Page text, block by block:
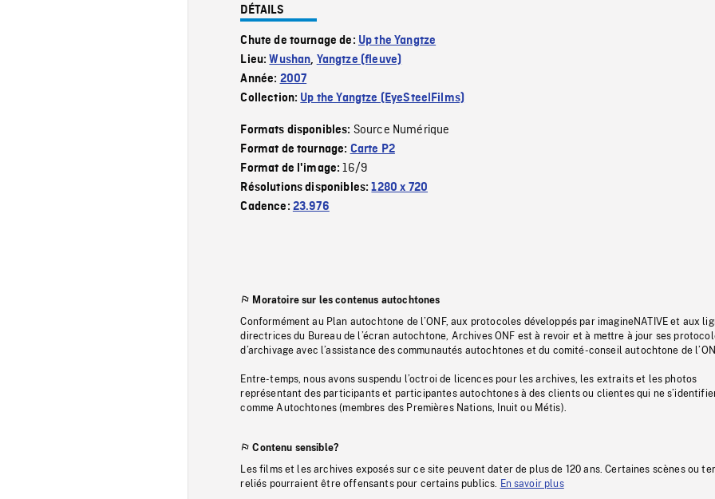
DÉTAILS
Chute de tournage de: Up the Yangtze
Lieu:Wushan, Yangtze (fleuve)
Année: 2007
Collection: Up the Yangtze (EyeSteelFilms)
Formats disponibles: Source Numérique
Format de tournage: Carte P2
Format de l'image:16/9
Résolutions disponibles:1280 x 720
Cadence: 23.976
Moratoire sur les contenus autochtones
Conformément au Plan autochtone de l’ONF, aux protocoles développés par imagineNATIVE et aux
directrices du Bureau de l’écran autochtone, Archives ONF est à revoir et à mettre à jour ses
d’archivage avec l’assistance des communautés autochtones et du comité-conseil autochtone de
Entre-temps, nous avons suspendu l’octroi de licences pour les archives, les extraits et les photos
représentant des participants et participantes autochtones à des clients ou clientes qui ne
comme Autochtones (membres des Premières Nations, Inuit ou Métis).
Contenu sensible?
Les films et les archives exposés sur ce site peuvent dater de plus de 120 ans. Certaines scènes ou
reliés pourraient être offensants pour certains publics.
En savoir plus